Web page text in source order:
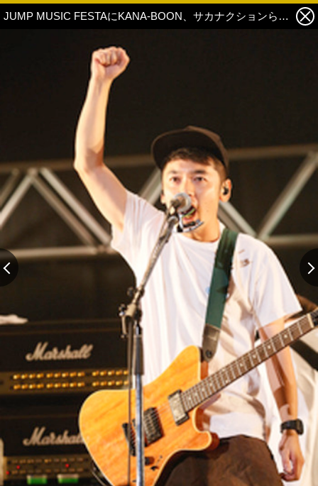
JUMP MUSIC FESTAにKANA-BOON、サカナクションら出演！7月7日ライブレポート公開 39枚目の写真・画像